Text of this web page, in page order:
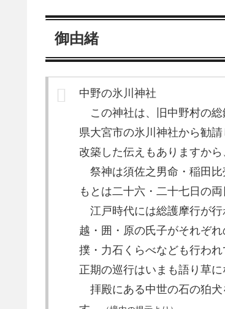
御由緒
中野の氷川神社
この神社は、旧中野村の
県大宮市の氷川神社から勧
改築した伝えもありますか
祭神は須佐之男命・稲田
もとは二十六・二十七日の両
江戸時代には総護摩行が
越・囲・原の氏子がそれぞ
撲・力石くらべなども行わ
正期の巡行はいまも語り草に
拝殿にある中世の石の狛